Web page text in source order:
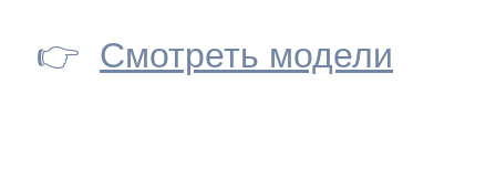
👉 Смотреть модели